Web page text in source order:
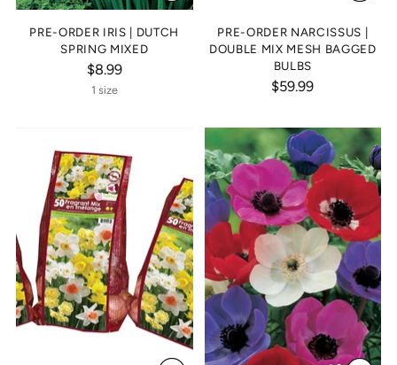
PRE-ORDER IRIS | DUTCH
SPRING MIXED
$8.99
1 size
PRE-ORDER NARCISSUS |
DOUBLE MIX MESH BAGGED
BULBS
$59.99